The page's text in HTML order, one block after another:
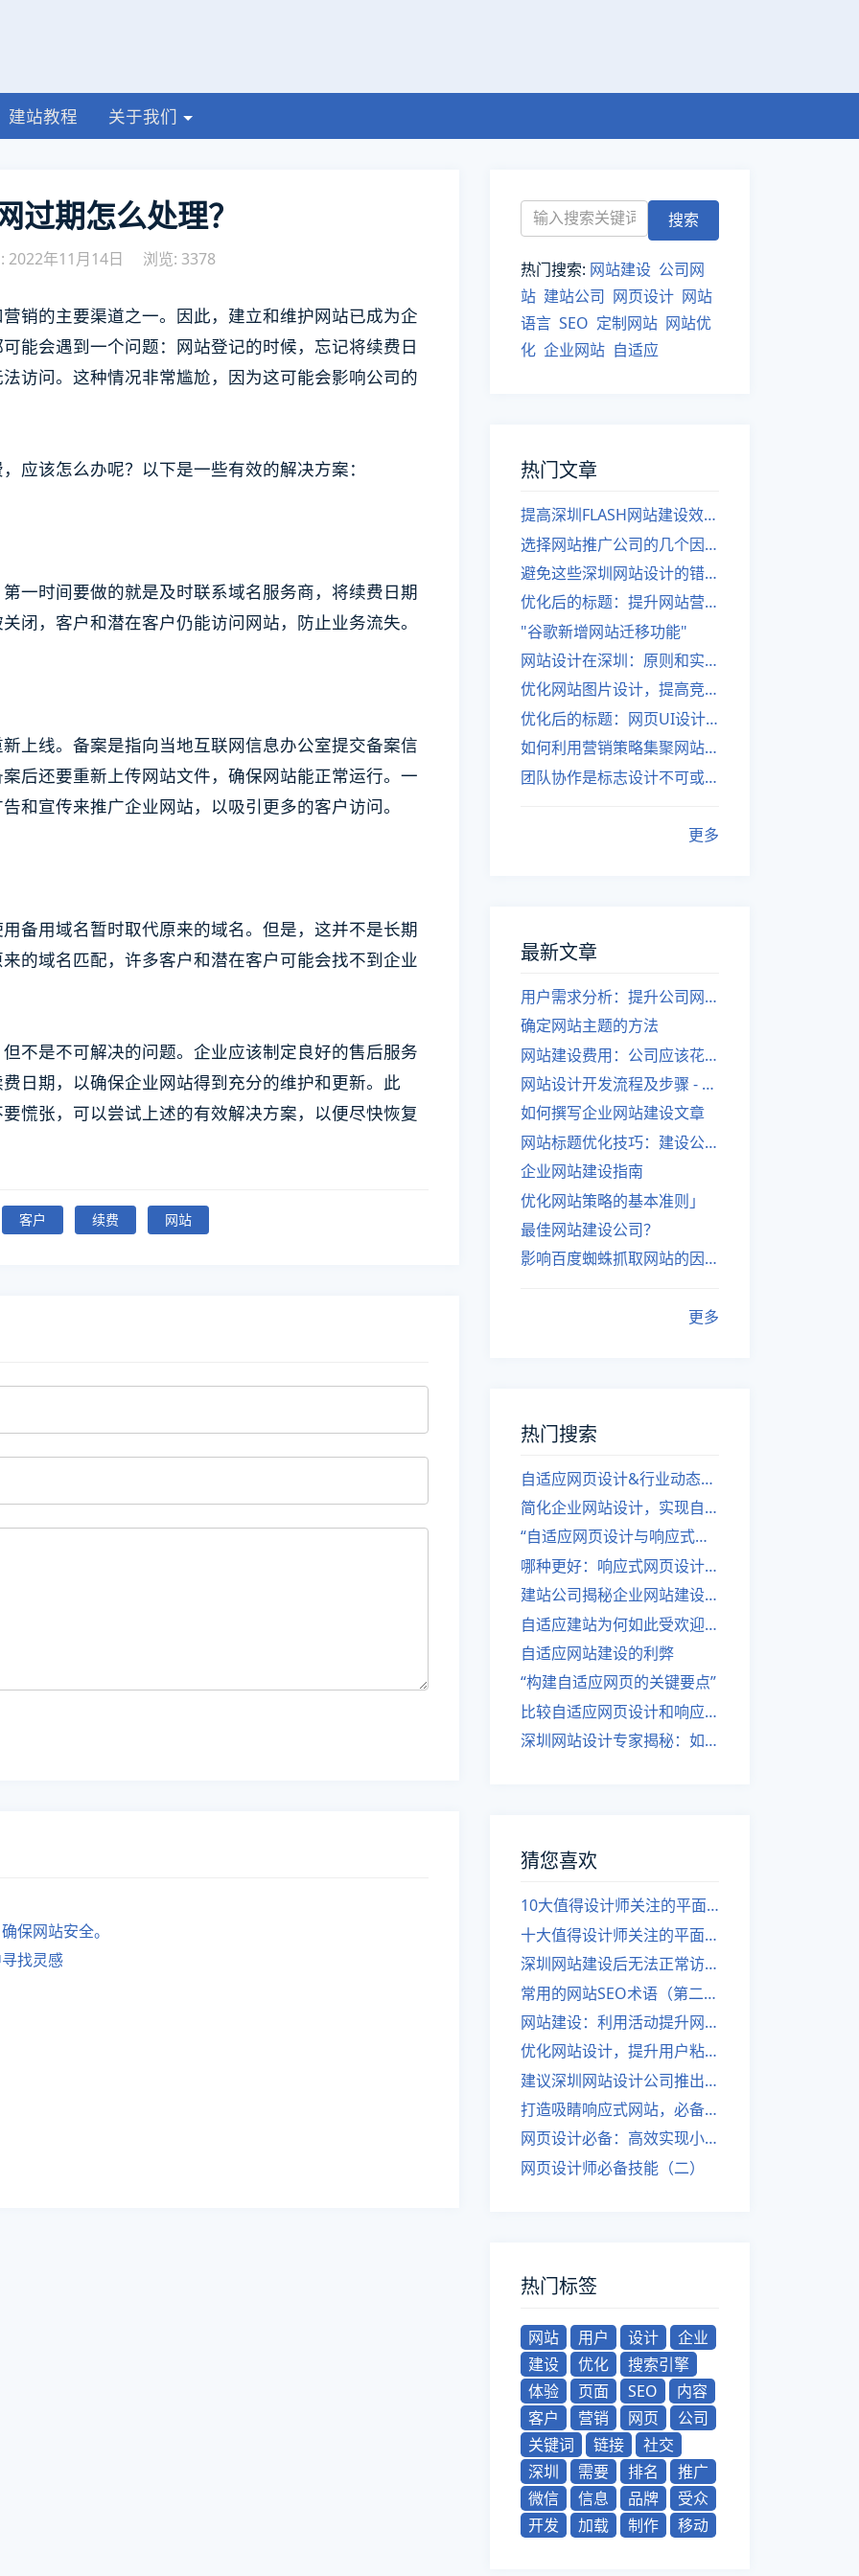
建站教程 关于我们
过期怎么处理？
2022年11月14日 浏览: 3378
销的主要渠道之一。因此，建立和维护网站已成为企
能会遇到一个问题：网站登记的时候，忘记将续费日
访问。这种情况非常尴尬，因为这可能会影响公司的
应该怎么办呢？以下是一些有效的解决方案：
一时间要做的就是及时联系域名服务商，将续费日期
闭，客户和潜在客户仍能访问网站，防止业务流失。
上线。备案是指向当地互联网信息办公室提交备案信
后还要重新上传网站文件，确保网站能正常运行。一
和宣传来推广企业网站，以吸引更多的客户访问。
备用域名暂时取代原来的域名。但是，这并不是长期
的域名匹配，许多客户和潜在客户可能会找不到企业
不是不可解决的问题。企业应该制定良好的售后服务
日期，以确保企业网站得到充分的维护和更新。此
慌张，可以尝试上述的有效解决方案，以便尽快恢复
客户 续费 网站
保网站安全。
找灵感
热门搜索: 网站建设 公司网
站 建站公司 网页设计 网站
语言 SEO 定制网站 网站优
化 企业网站 自适应
热门文章
提高深圳FLASH网站建设效率的建议
选择网站推广公司的几个因素
避免这些深圳网站设计的错误
优化后的标题：提升网站营销绩效的策略
"谷歌新增网站迁移功能"
网站设计在深圳：原则和实践
优化网站图片设计，提高竞争力
优化后的标题：网页UI设计与APP UI设计应用软件
如何利用营销策略集聚网站流量
团队协作是标志设计不可或缺的一部分
更多
最新文章
用户需求分析：提升公司网站建设效果
确定网站主题的方法
网站建设费用：公司应该花费多少？
网站设计开发流程及步骤 - 优化后的标题
如何撰写企业网站建设文章
网站标题优化技巧：建设公司的专业指导
企业网站建设指南
优化网站策略的基本准则」
最佳网站建设公司？
影响百度蜘蛛抓取网站的因素有哪些？
更多
热门搜索
自适应网页设计&行业动态，关注建站。
简化企业网站设计，实现自适应设计的方法
“自适应网页设计与响应式网站建设的异同”
哪种更好：响应式网页设计还是自适应网站？
建站公司揭秘企业网站建设核心原则
自适应建站为何如此受欢迎？
自适应网站建设的利弊
“构建自适应网页的关键要点”
比较自适应网页设计和响应式网站的差异
深圳网站设计专家揭秘：如何实现自适应网页设计
猜您喜欢
10大值得设计师关注的平面设计网站，让你不再需要花瓣！（第二部分）
十大值得设计师关注的平面设计网站，可能让你忘记花瓣！
深圳网站建设后无法正常访问的原因是什么？
常用的网站SEO术语（第二部分）
网站建设：利用活动提升网站知名度！
优化网站设计，提升用户粘性和可用性
建议深圳网站设计公司推出更有效的网站推广计划（第二部分）
打造吸睛响应式网站，必备标准！
网页设计必备：高效实现小技巧
网页设计师必备技能（二）
热门标签
网站 用户 设计
企业
建设
优化
搜索引擎
体验
页面 SEO
内容
客户
营销 网页
公司
关键词
链接
社交
深圳
需要 排名
推广
微信
信息 品牌
受众
开发
加载 制作 移动